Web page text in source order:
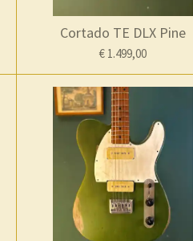
Cortado TE DLX Pine
€ 1.499,00